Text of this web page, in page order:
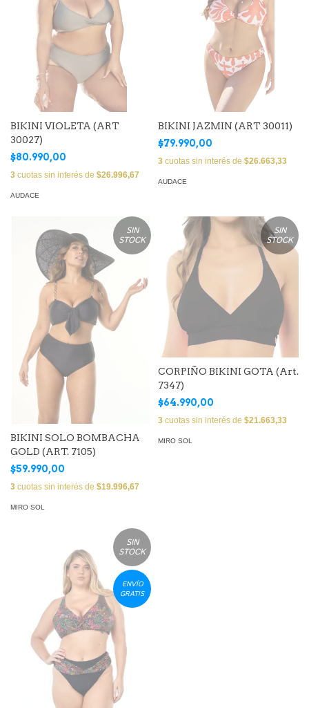
BIKINI VIOLETA (ART
30027)
$80.990,00
3 cuotas sin interés de $26.996,67
AUDACE
BIKINI JAZMIN (ART 30011)
$79.990,00
3 cuotas sin interés de $26.663,33
AUDACE
SIN
STOCK
BIKINI SOLO BOMBACHA
GOLD (ART. 7105)
$59.990,00
3 cuotas sin interés de $19.996,67
MIRO SOL
SIN
STOCK
CORPIÑO BIKINI GOTA (Art.
7347)
$64.990,00
3 cuotas sin interés de $21.663,33
MIRO SOL
SIN
STOCK
ENVÍO
GRATIS